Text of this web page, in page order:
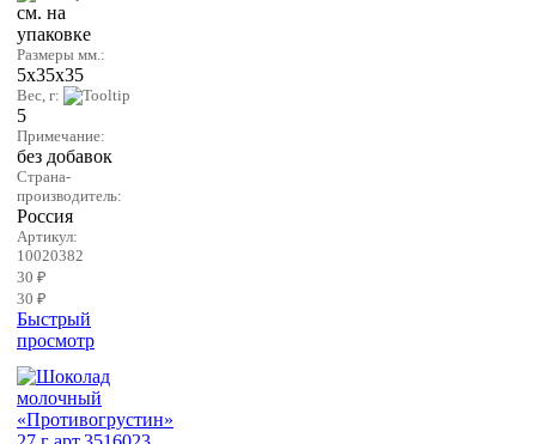
см. на
упаковке
Размеры мм.:
5х35х35
Вес, г:
5
Примечание:
без добавок
Страна-
производитель:
Россия
Артикул:
10020382
30 ₽
30 ₽
Быстрый
просмотр